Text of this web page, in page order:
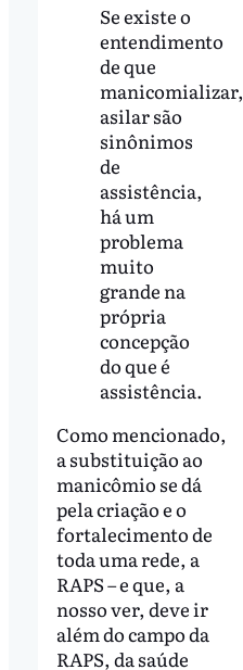
Se existe o
entendimento
de que
manicomializar,
asilar são
sinônimos
de
assistência,
há um
problema
muito
grande na
própria
concepção
do que é
assistência.
Como mencionado,
a substituição ao
manicômio se dá
pela criação e o
fortalecimento de
toda uma rede, a
RAPS – e que, a
nosso ver, deve ir
além do campo da
RAPS, da saúde